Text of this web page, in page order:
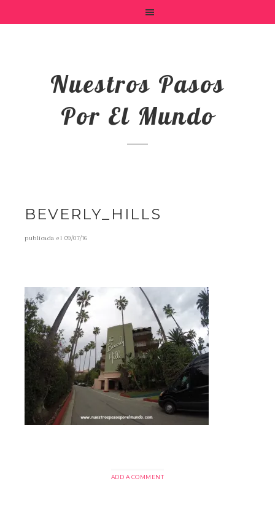
Nuestros Pasos
Por El Mundo
BEVERLY_HILLS
publicada el 09/07/16
ADD A COMMENT